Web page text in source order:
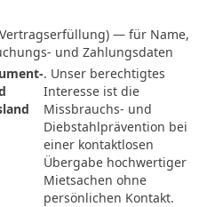
— für Name,
und Zahlungsdaten
. Unser berechtigtes
Interesse ist die
Missbrauchs- und
Diebstahlprävention bei
einer kontaktlosen
Übergabe hochwertiger
Mietsachen ohne
persönlichen Kontakt.